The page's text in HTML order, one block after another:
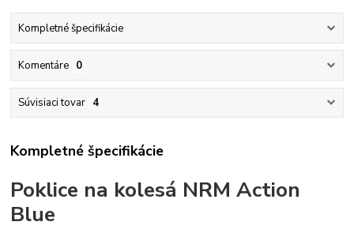
Kompletné špecifikácie
Komentáre 0
Súvisiaci tovar 4
Kompletné špecifikácie
Poklice na kolesá NRM Action
Blue